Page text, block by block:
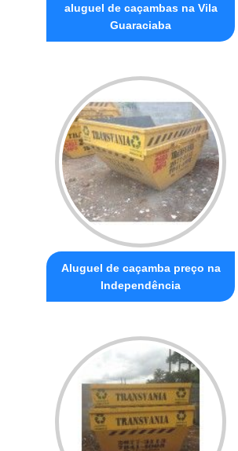
aluguel de caçambas na Vila
Guaraciaba
Aluguel de caçamba preço na
Independência